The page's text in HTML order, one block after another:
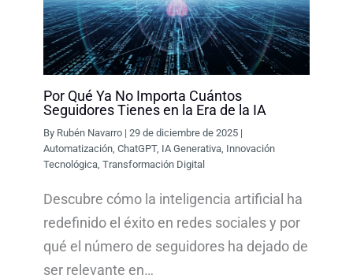
Por Qué Ya No Importa Cuántos
Seguidores Tienes en la Era de la IA
By Rubén Navarro |29 de diciembre de 2025 |
Automatización,ChatGPT, IA Generativa, Innovación
Tecnológica,Transformación Digital
Descubre cómo la inteligencia artificial ha
redefinido el éxito en redes sociales y por
qué el número de seguidores ha dejado de
ser relevante en…